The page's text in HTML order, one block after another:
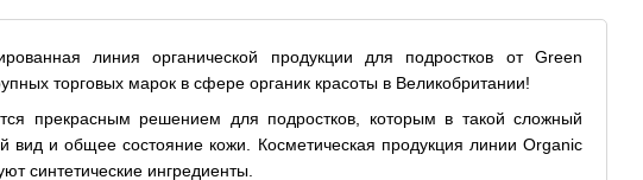
линия органической продукции для подростков от Green
торговых марок в сфере органик красоты в Великобритании!
прекрасным решением для подростков, которым в такой сложный
вид и общее состояние кожи. Косметическая продукция линии Organic
синтетические ингредиенты.